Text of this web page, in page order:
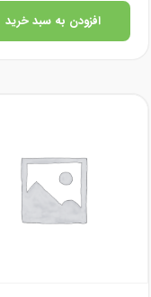
افزودن به سبد خرید